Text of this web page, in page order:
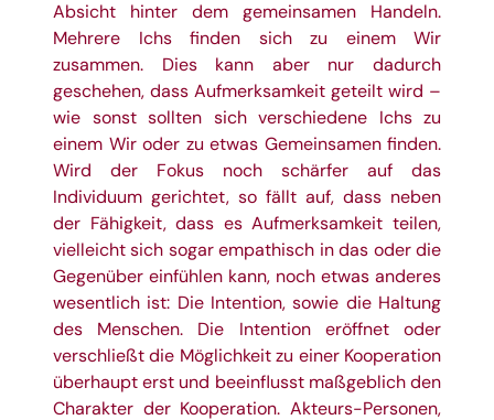
Absicht hinter dem gemeinsamen Handeln.
Mehrere Ichs finden sich zu einem Wir
zusammen. Dies kann aber nur dadurch
geschehen, dass Aufmerksamkeit geteilt wird –
wie sonst sollten sich verschiedene Ichs zu
einem Wir oder zu etwas Gemeinsamen finden.
Wird der Fokus noch schärfer auf das
Individuum gerichtet, so fällt auf, dass neben
der Fähigkeit, dass es Aufmerksamkeit teilen,
vielleicht sich sogar empathisch in das oder die
Gegenüber einfühlen kann, noch etwas anderes
wesentlich ist: Die Intention, sowie die Haltung
des Menschen. Die Intention eröffnet oder
verschließt die Möglichkeit zu einer Kooperation
überhaupt erst und beeinflusst maßgeblich den
Charakter der Kooperation. Akteurs-Personen,